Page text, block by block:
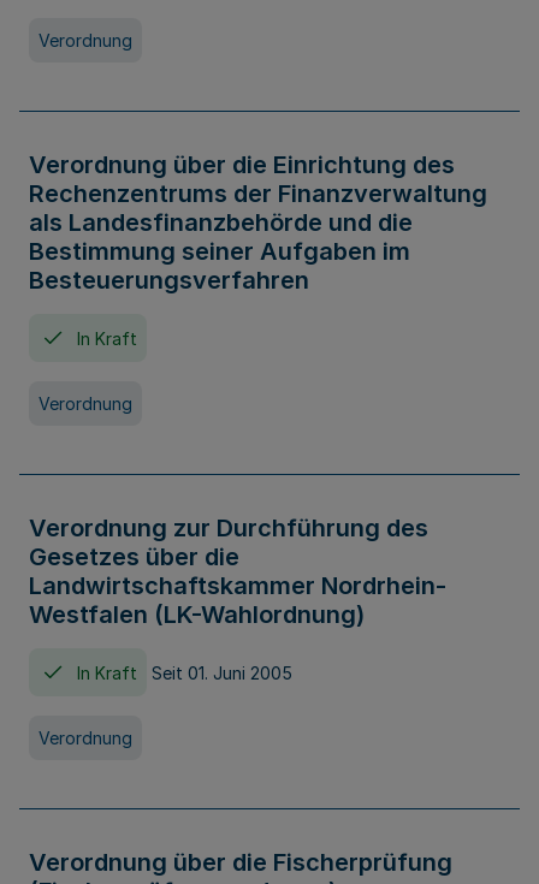
Verordnung
Verordnung über die Einrichtung des
Rechenzentrums der Finanzverwaltung
als Landesfinanzbehörde und die
Bestimmung seiner Aufgaben im
Besteuerungsverfahren
In Kraft
Verordnung
Verordnung zur Durchführung des
Gesetzes über die
Landwirtschaftskammer Nordrhein-
Westfalen (LK-Wahlordnung)
In Kraft Seit 01. Juni 2005
Verordnung
Verordnung über die Fischerprüfung